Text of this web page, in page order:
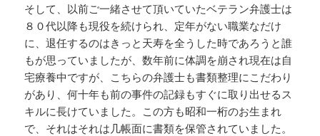
そして、以前ご一緒させて頂いていたベテラン弁護士は
８０代以降も現役を続けられ、定年がない職業なだけ
に、退任するのはきっと天寿を全うした時であろうと誰
もが思っていましたが、数年前に体調を崩され現在は自
宅療養中ですが、こちらの弁護士も書類整理にこだわり
があり、何十年も前の事件の記録もすぐに取り出せるス
キルに長けていました。この方も昭和一桁のお生まれ
で、それはそれは几帳面に書類を保管されていました。